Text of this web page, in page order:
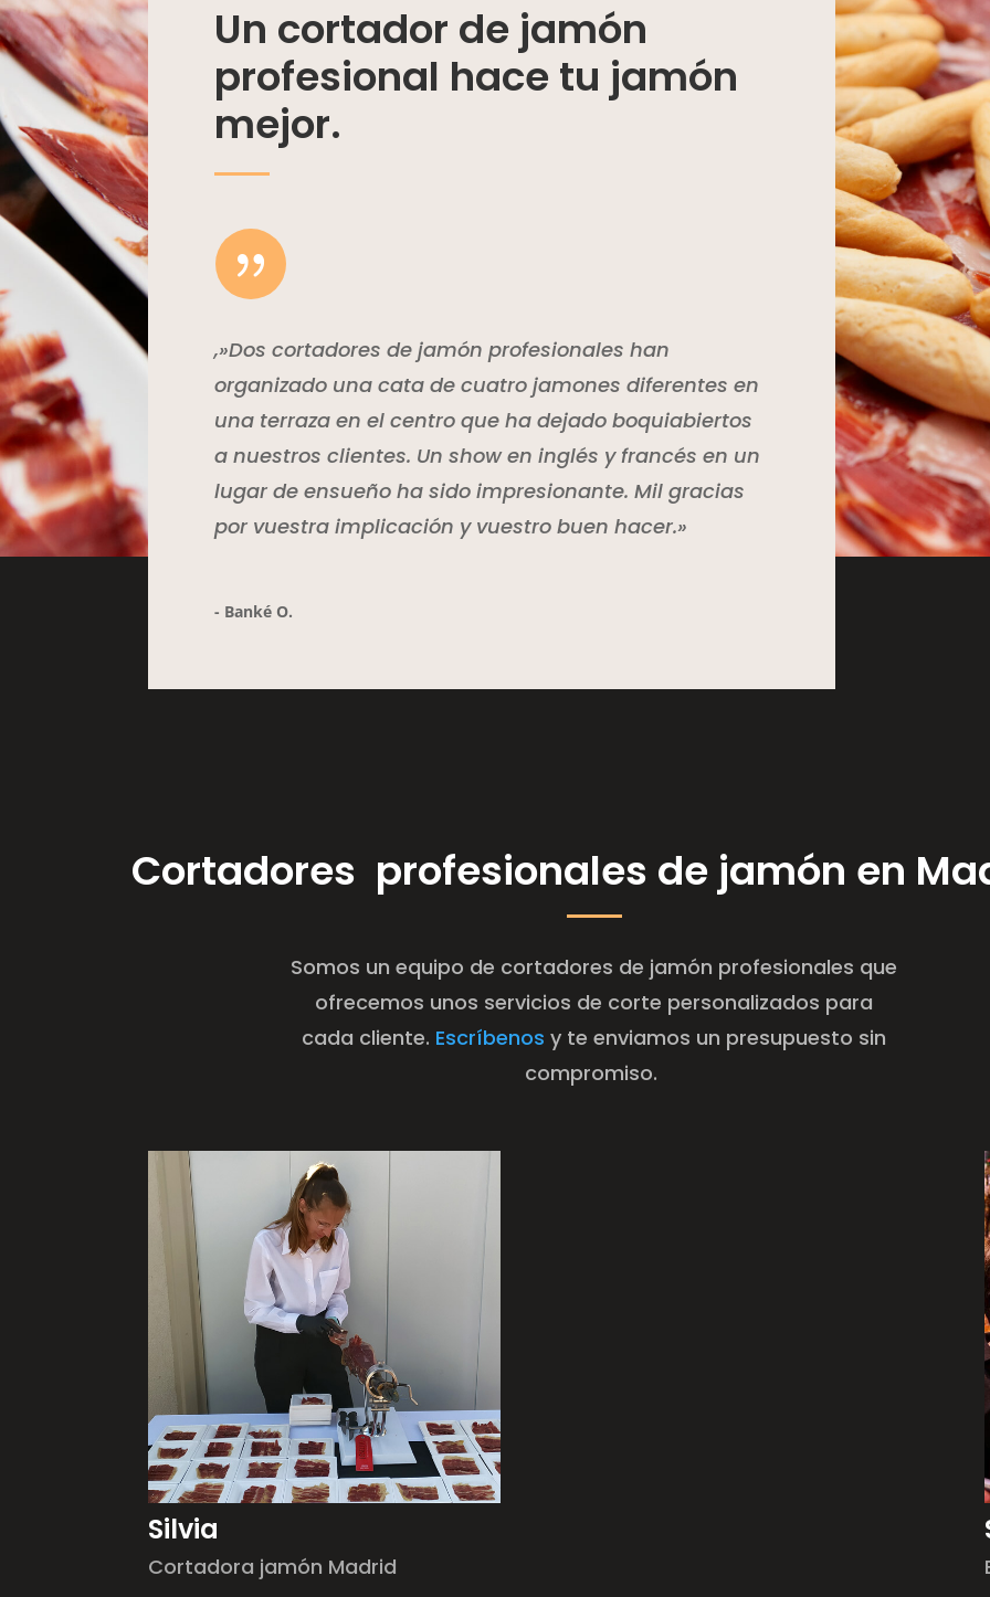
Un cortador de jamón
profesional hace tu jamón
mejor.
{
,»Dos cortadores de jamón profesionales han
organizado una cata de cuatro jamones diferentes en
una terraza en el centro que ha dejado boquiabiertos
a nuestros clientes. Un show en inglés y francés en un
lugar de ensueño ha sido impresionante. Mil gracias
por vuestra implicación y vuestro buen hacer.»
- Banké O.
Cortadores profesionales de jamón en
Somos un equipo de cortadores de jamón profesionales que
ofrecemos unos servicios de corte personalizados para
cada cliente. Escríbenos y te enviamos un presupuesto sin
compromiso.
Silvia
Cortadora jamón Madrid